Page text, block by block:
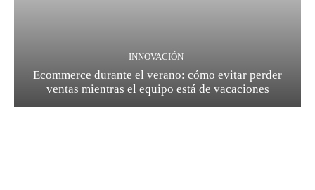
INNOVACIÓN
Ecommerce durante el verano: cómo evitar perder
ventas mientras el equipo está de vacaciones